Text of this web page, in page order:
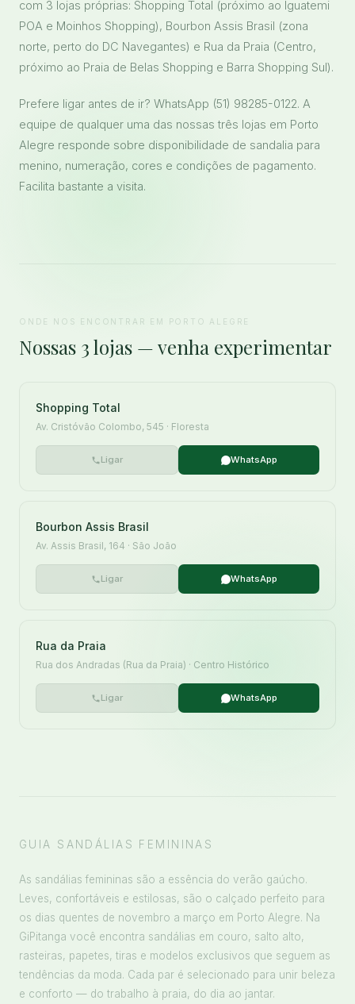
com 3 lojas próprias: Shopping Total (próximo ao Iguatemi
POA e Moinhos Shopping), Bourbon Assis Brasil (zona
norte, perto do DC Navegantes) e Rua da Praia (Centro,
próximo ao Praia de Belas Shopping e Barra Shopping Sul).
Prefere ligar antes de ir? WhatsApp (51) 98285-0122. A
equipe de qualquer uma das nossas três lojas em Porto
Alegre responde sobre disponibilidade de sandalia para
menino, numeração, cores e condições de pagamento.
Facilita bastante a visita.
ONDE NOS ENCONTRAR EM PORTO ALEGRE
Nossas 3 lojas — venha experimentar
Shopping Total
Av. Cristóvão Colombo, 545 · Floresta
Ligar WhatsApp
Bourbon Assis Brasil
Av. Assis Brasil, 164 · São João
Ligar WhatsApp
Rua da Praia
Rua dos Andradas (Rua da Praia) · Centro Histórico
Ligar WhatsApp
GUIA SANDÁLIAS FEMININAS
As sandálias femininas são a essência do verão gaúcho.
Leves, confortáveis e estilosas, são o calçado perfeito para
os dias quentes de novembro a março em Porto Alegre. Na
GiPitanga você encontra sandálias em couro, salto alto,
rasteiras, papetes, tiras e modelos exclusivos que seguem as
tendências da moda. Cada par é selecionado para unir beleza
e conforto — do trabalho à praia, do dia ao jantar.